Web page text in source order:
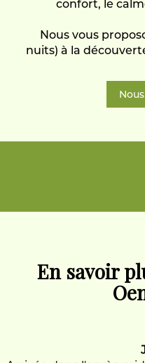
confort, le
Nous vous
nuits) à la
En savoir